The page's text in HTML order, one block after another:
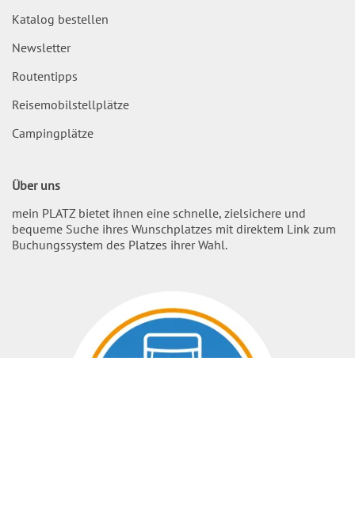
Katalog bestellen
Newsletter
Routentipps
Reisemobilstellplätze
Campingplätze
Über uns
mein PLATZ bietet ihnen eine schnelle, zielsichere und
bequeme Suche ihres Wunschplatzes mit direktem Link zum
Buchungssystem des Platzes ihrer Wahl.